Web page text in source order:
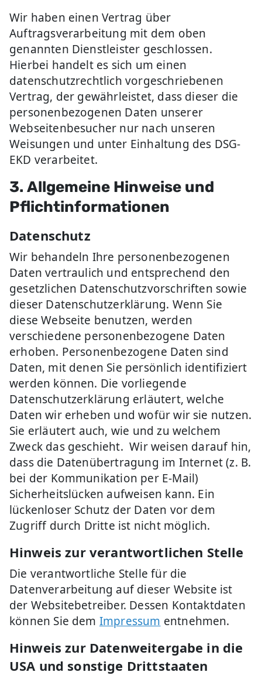
Wir haben einen Vertrag über
Auftragsverarbeitung mit dem oben
genannten Dienstleister geschlossen.
Hierbei handelt es sich um einen
datenschutzrechtlich vorgeschriebenen
Vertrag, der gewährleistet, dass dieser die
personenbezogenen Daten unserer
Webseitenbesucher nur nach unseren
Weisungen und unter Einhaltung des DSG-
EKD verarbeitet.
3. Allgemeine Hinweise und
Pflichtinformationen
Datenschutz
Wir behandeln Ihre personenbezogenen
Daten vertraulich und entsprechend den
gesetzlichen Datenschutzvorschriften sowie
dieser Datenschutzerklärung. Wenn Sie
diese Webseite benutzen, werden
verschiedene personenbezogene Daten
erhoben. Personenbezogene Daten sind
Daten, mit denen Sie persönlich identifiziert
werden können. Die vorliegende
Datenschutzerklärung erläutert, welche
Daten wir erheben und wofür wir sie nutzen.
Sie erläutert auch, wie und zu welchem
Zweck das geschieht. Wir weisen darauf hin,
dass die Datenübertragung im Internet (z. B.
bei der Kommunikation per E-Mail)
Sicherheitslücken aufweisen kann. Ein
lückenloser Schutz der Daten vor dem
Zugriff durch Dritte ist nicht möglich.
Hinweis zur verantwortlichen Stelle
Die verantwortliche Stelle für die
Datenverarbeitung auf dieser Website ist
der Websitebetreiber. Dessen Kontaktdaten
können Sie dem Impressum entnehmen.
Hinweis zur Datenweitergabe in die
USA und sonstige Drittstaaten